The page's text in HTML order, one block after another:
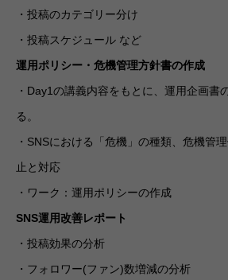
・投稿のカテゴリー分け
・投稿スケジュール など
運用ポリシー・危機管理方針書の作成
・Day1の講義内容をもとに、運用企画書
る。
・SNSにおける「危機」の種類、危機管
止と対応
・ワーク：運用ポリシーの作成
SNS運用改善レポート
・投稿効果の分析
・フォロワー(ファン)数増減の分析